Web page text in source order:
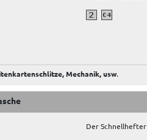
Mechanik, usw.
Der